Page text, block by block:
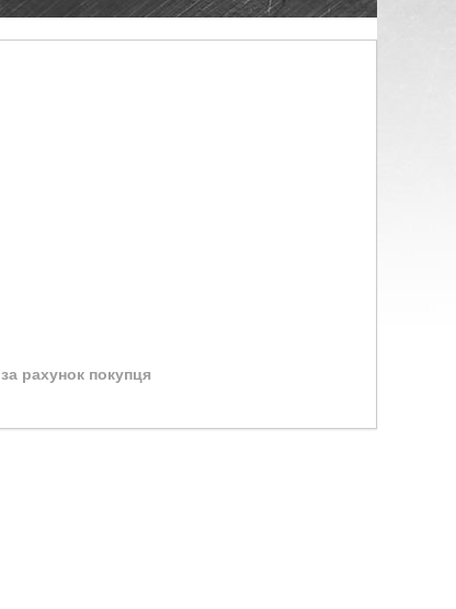
за рахунок покупця